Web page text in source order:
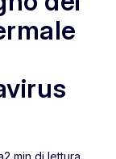
2 min di lettura